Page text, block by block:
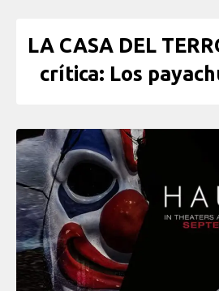
LA CASA DEL
crítica: Los